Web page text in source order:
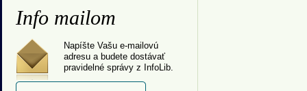
Info mailom
Napíšte Vašu e-mailovú
adresu a budete dostávať
pravidelné správy z InfoLib.